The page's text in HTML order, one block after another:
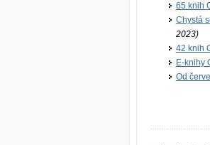
65 knih
Chystá
2023)
42 knih
E-knihy
Od